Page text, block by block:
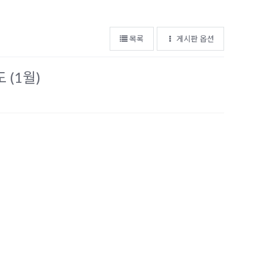
목록 게시판 옵션
(1월)